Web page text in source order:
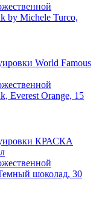
by Michele Turco,
Everest Orange, 15
шоколад, 30